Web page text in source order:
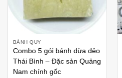
BÁNH QUY
Combo 5 gói bánh dừa dẻo
Thái Bình – Đặc sản Quảng
Nam chính gốc